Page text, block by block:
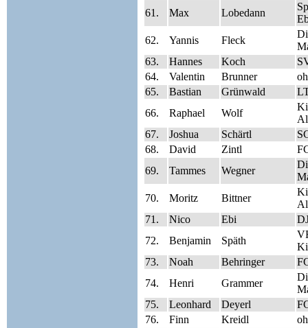
61.
Max Lobedann
62.
Yannis Fleck
63.
Hannes Koch
64.
Valentin Brunner
65.
Bastian Grünwald
66.
Raphael Wolf
67.
Joshua Schärtl
68.
David Zintl
69.
Tammes Wegner
70.
Moritz Bittner
71.
Nico Ebi
72.
Benjamin Späth
73.
Noah Behringer
74.
Henri Grammer
75.
Leonhard Deyerl
76.
Finn Kreidl